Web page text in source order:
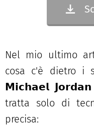
Nel mio ultimo
cosa c'è dietro i
𝗠𝗶𝗰𝗵𝗮𝗲𝗹
tratta solo di
precisa: